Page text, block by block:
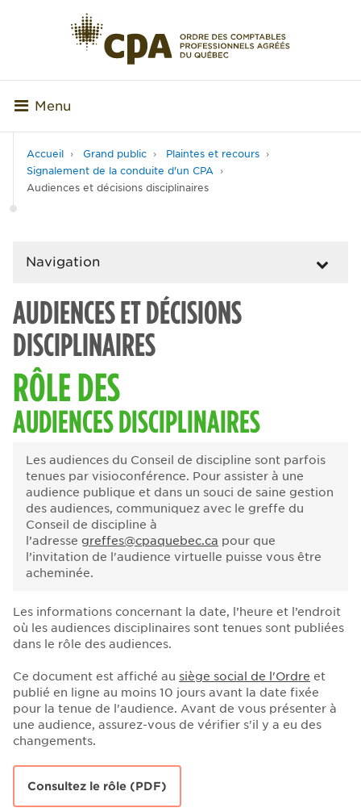
Menu
Accueil Grand public
Plaintes et recours
Signalement de la conduite d'un CPA
Audiences et décisions disciplinaires
Navigation
AUDIENCES ET DÉCISIONS
DISCIPLINAIRES
RÔLE DES
AUDIENCES DISCIPLINAIRES
Les audiences du Conseil de discipline sont parfois
tenues par visioconférence. Pour assister à une
audience publique et dans un souci de saine gestion
des audiences, communiquez avec le greffe du
Conseil de discipline à
l’adresse greffes@cpaquebec.ca pour que
l’invitation de l'audience virtuelle puisse vous être
acheminée.
Les informations concernant la date, l’heure et l’endroit
où les audiences disciplinaires sont tenues sont publiées
dans le rôle des audiences.
Ce document est affiché au siège social de l'Ordre et
publié en ligne au moins 10 jours avant la date fixée
pour la tenue de l'audience. Avant de vous présenter à
une audience, assurez-vous de vérifier s'il y a eu des
changements.
Consultez le rôle (PDF)